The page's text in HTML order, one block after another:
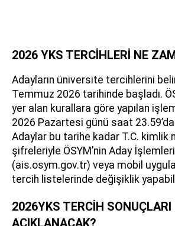
2026 YKS TERCİHLERİ NE
Adayların üniversite tercihlerini
Temmuz 2026 tarihinde başladı.
yer alan kurallara göre yapılan
2026 Pazartesi günü saat
Adaylar bu tarihe kadar T.C. kimlik
şifreleriyle ÖSYM’nin Aday
(ais.osym.gov.tr) veya mobil
tercih listelerinde değişiklik
2026YKS TERCİH SONUÇLARI